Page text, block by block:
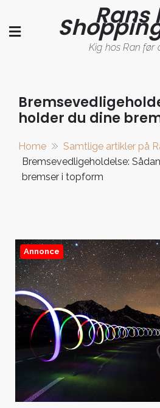
content
Rans
Kig hos Ran før
holder du dine
Home
Samtlige artikler på
Bremsevedligeholdelse:
bremser i topform
Annonce